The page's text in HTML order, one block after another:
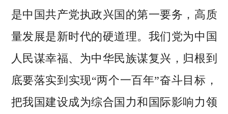
是中国共产党执政兴国的第一要务，高质
量发展是新时代的硬道理。我们党为中国
人民谋幸福、为中华民族谋复兴，归根到
底要落实到实现“两个一百年”奋斗目标，
把我国建设成为综合国力和国际影响力领